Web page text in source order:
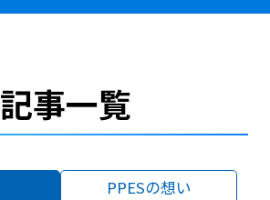
記事一覧
PPESの想い